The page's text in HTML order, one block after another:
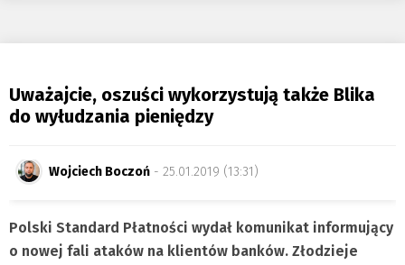
Uważajcie, oszuści wykorzystują także Blika
do wyłudzania pieniędzy
Wojciech Boczoń - 25.01.2019 (13:31)
Polski Standard Płatności wydał komunikat informujący
o nowej fali ataków na klientów banków. Złodzieje